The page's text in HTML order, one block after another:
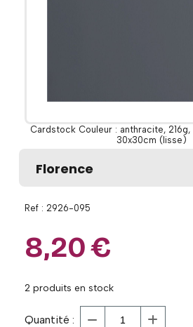
Cardstock Couleur : anthracite,
30x30cm (lisse)
Florence
Ref : 2926-095
8,20€
2 produits en stock
Quantité :